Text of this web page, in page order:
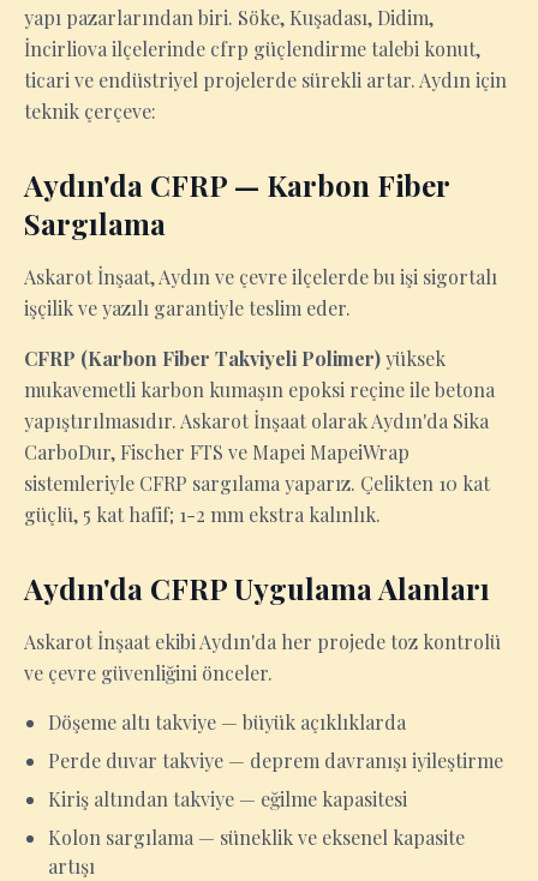
yapı pazarlarından biri. Söke, Kuşadası, Didim,
İncirliova ilçelerinde cfrp güçlendirme talebi konut,
ticari ve endüstriyel projelerde sürekli artar. Aydın için
teknik çerçeve:
Aydın'da CFRP — Karbon Fiber
Sargılama
Askarot İnşaat, Aydın ve çevre ilçelerde bu işi sigortalı
işçilik ve yazılı garantiyle teslim eder.
CFRP (Karbon Fiber Takviyeli Polimer)yüksek
mukavemetli karbon kumaşın epoksi reçine ile betona
yapıştırılmasıdır. Askarot İnşaat olarak Aydın'da Sika
CarboDur, Fischer FTS ve Mapei MapeiWrap
sistemleriyle CFRP sargılama yaparız. Çelikten 10 kat
güçlü, 5 kat hafif; 1-2 mm ekstra kalınlık.
Aydın'da CFRP Uygulama Alanları
Askarot İnşaat ekibi Aydın'da her projede toz kontrolü
ve çevre güvenliğini önceler.
Döşeme altı takviye — büyük açıklıklarda
Perde duvar takviye — deprem davranışı iyileştirme
Kiriş altından takviye — eğilme kapasitesi
Kolon sargılama — süneklik ve eksenel kapasite
artışı